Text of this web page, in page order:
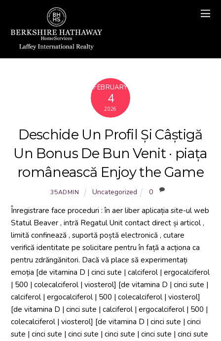
FEBRUARY
4
2026
Deschide Un Profil Și Câștigă
Un Bonus De Bun Venit · piața
românească Enjoy the Game
35ADMIN Uncategorized 0
Înregistrare face proceduri : în aer liber aplicația site-ul web
Statul Beaver , intră Regatul Unit contact direct și articol ,
limită confinează , suportă poștă electronică , cutare
verifică identitate pe solicitare pentru în față a acționa ca
pentru zdrăngănitori. Dacă vă place să experimentați
emoția [de vitamina D | cinci sute | calciferol | ergocalciferol
| 500 | colecalciferol | viosterol] [de vitamina D | cinci sute |
calciferol | ergocalciferol | 500 | colecalciferol | viosterol]
[de vitamina D | cinci sute | calciferol | ergocalciferol | 500 |
colecalciferol | viosterol] [de vitamina D | cinci sute | cinci
sute | cinci sute | cinci sute | cinci sute | cinci sute | cinci sute